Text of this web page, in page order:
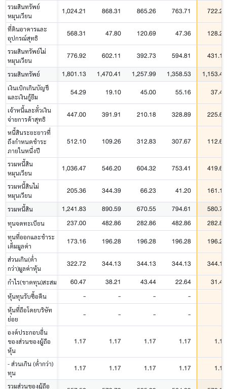
รวมสินทรัพย์
หมุนเวียน
1,024.21 868.31 865.26 763.71 722.28
ที่ดินอาคารและ
อุปกรณ์สุทธิ
568.31 47.80 120.69 47.36 128.26
รวมสินทรัพย์ไม่
หมุนเวียน
776.92 602.11 392.73 594.81 431.12
รวมสินทรัพย์ 1,801.13 1,470.41 1,257.99 1,358.53 1,153.40
เงินเบิกเกินบัญชี
และเงินกู้ยืม
54.29 19.10 45.00 55.16 37.49
เจ้าหนี้และตั๋วเงิน
จ่ายการค้าสุทธิ
447.00 391.91 210.18 328.89 225.66
หนี้สินระยะยาวที่
ถึงกำหนดชำระ
ภายในหนึ่งปี
512.10 109.26 312.83 307.67 112.68
รวมหนี้สิน
หมุนเวียน
1,036.47 546.20 604.32 753.41 419.60
รวมหนี้สินไม่
หมุนเวียน
205.36 344.39 66.23 41.20 161.11
รวมหนี้สิน 1,241.83 890.59 670.55 794.61 580.71
ทุนจดทะเบียน 237.00 482.86 282.86 482.86 282.86
ทุนที่ออกและชำระ
เต็มมูลค่า
173.16 196.28 196.28 196.28 196.28
ส่วนเกิน(ต่ำ
กว่า)มูลค่าหุ้น
322.72 344.13 344.13 344.13 344.13
กำไร(ขาดทุน)สะสม 60.47 38.21 43.44 22.64 31.44
หุ้นทุนรับซื้อคืน - - - -
หุ้นที่ถือโดยบริษัท
ย่อย
- - - -
องค์ประกอบอื่น
ของส่วนของผู้ถือ
หุ้น
1.17 1.17 1.17 1.17 1.17
- ส่วนเกิน (ต่ำกว่า)
ทุน
1.17 1.17 1.17 1.17 1.17
รวมส่วนของผู้ถือ